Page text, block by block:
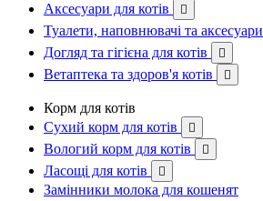
Аксесуари для котів 
Туалети, наповнювачі та аксесуари
Догляд та гігієна для котів 
Ветаптека та здоров'я котів 
Корм для котів
Сухий корм для котів

Вологий корм для котів 
Ласощі для котів 
Замінники молока для кошенят